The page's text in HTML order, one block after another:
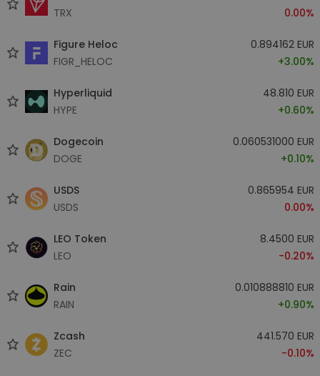
TRX
0.00%
Figure Heloc
FIGR_HELOC
0.894162 EUR
+3.00%
Hyperliquid
HYPE
48.810 EUR
+0.60%
Dogecoin
DOGE
0.060531000 EUR
+0.10%
USDS
USDS
0.865954 EUR
0.00%
LEO Token
LEO
8.4500 EUR
-0.20%
Rain
RAIN
0.010888810 EUR
+0.90%
Zcash
ZEC
441.570 EUR
-0.10%